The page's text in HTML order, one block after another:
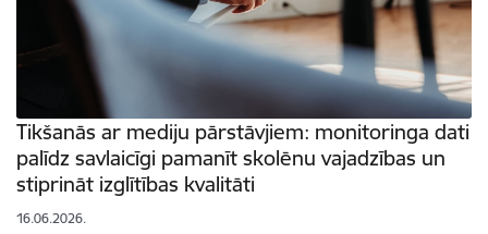
Tikšanās ar mediju pārstāvjiem: monitoringa dati
palīdz savlaicīgi pamanīt skolēnu vajadzības un
stiprināt izglītības kvalitāti
16.06.2026.